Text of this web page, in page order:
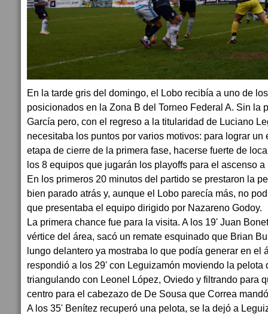
En la tarde gris del domingo, el Lobo recibía a uno de
posicionados en la Zona B del Torneo Federal A. Sin la
García pero, con el regreso a la titularidad de Luciano
necesitaba los puntos por varios motivos: para lograr un
etapa de cierre de la primera fase, hacerse fuerte de
los 8 equipos que jugarán los playoffs para el ascenso
En los primeros 20 minutos del partido se prestaron la
bien parado atrás y, aunque el Lobo parecía más, no
que presentaba el equipo dirigido por Nazareno Godoy.
La primera chance fue para la visita. A los 19' Juan
vértice del área, sacó un remate esquinado que Brian
lungo delantero ya mostraba lo que podía generar en el
respondió a los 29' con Leguizamón moviendo la pelota
triangulando con Leonel López, Oviedo y filtrando para
centro para el cabezazo de De Sousa que Correa
A los 35' Benítez recuperó una pelota, se la dejó a